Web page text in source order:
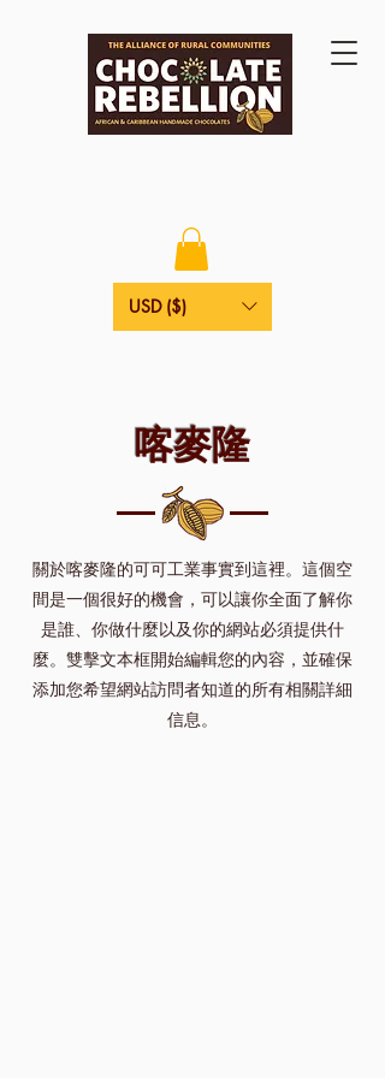
USD ($)
喀麥隆
關於喀麥隆的可可工業事實到這裡。這個空
間是一個很好的機會，可以讓你全面了解你
是誰、你做什麼以及你的網站必須提供什
麼。雙擊文本框開始編輯您的內容，並確保
添加您希望網站訪問者知道的所有相關詳細
信息。